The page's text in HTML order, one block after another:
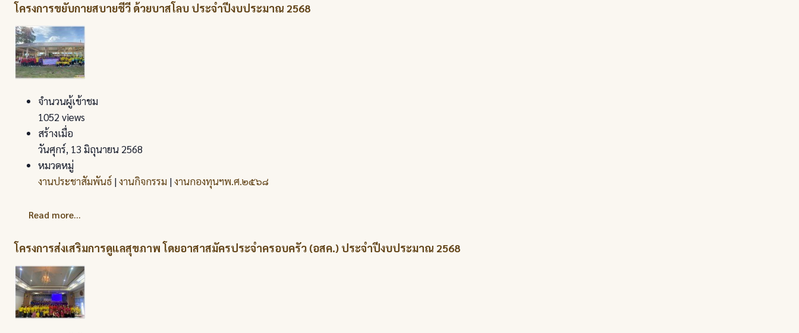
โครงการขยับกายสบายชีวี ด้วยบาสโลบ ประจำปีงบประมาณ 2568
จำนวนผู้เข้าชม
1052 views
สร้างเมื่อ
วันศุกร์, 13 มิถุนายน 2568
หมวดหมู่
งานประชาสัมพันธ์ |งานกิจกรรม |งานกองทุนฯพ.ศ.๒๕๖๘
Read more...
โครงการส่งเสริมการดูแลสุขภาพ โดยอาสาสมัครประจำครอบครัว (อสค.) ประจำปีงบประมาณ 2568